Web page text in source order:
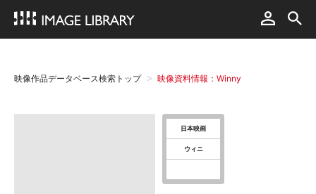
映像作品データベース検索トップ 映像資料情報：Winny
日本映画
ウィニ